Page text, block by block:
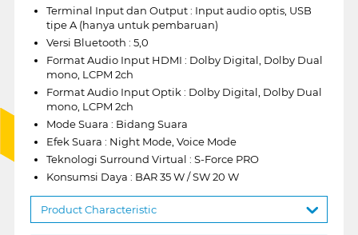
Terminal Input dan Output : Input audio optis, USB
tipe A (hanya untuk pembaruan)
Versi Bluetooth : 5,0
Format Audio Input HDMI : Dolby Digital, Dolby Dual
mono, LCPM 2ch
Format Audio Input Optik : Dolby Digital, Dolby Dual
mono, LCPM 2ch
Mode Suara : Bidang Suara
Efek Suara : Night Mode, Voice Mode
Teknologi Surround Virtual : S-Force PRO
Konsumsi Daya : BAR 35 W / SW 20 W
Product Characteristic